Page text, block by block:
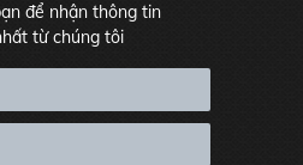
để nhận thông tin
từ chúng tôi